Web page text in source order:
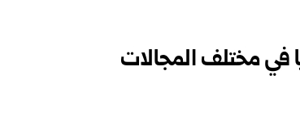
في مختلف المجالات